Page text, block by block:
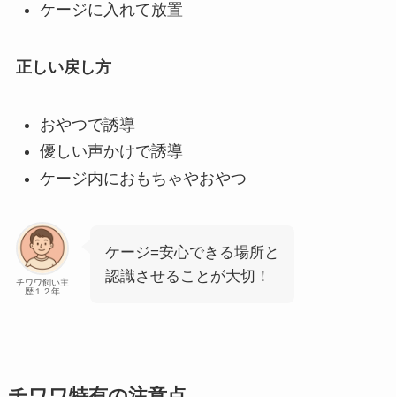
ケージに入れて放置
正しい戻し方
おやつで誘導
優しい声かけで誘導
ケージ内におもちゃやおやつ
チワワ飼い主
歴１２年
ケージ=安心できる場所と
認識させることが大切！